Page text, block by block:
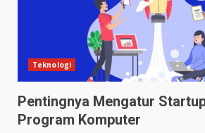
Teknologi
Pentingnya Mengatur
Program Komputer